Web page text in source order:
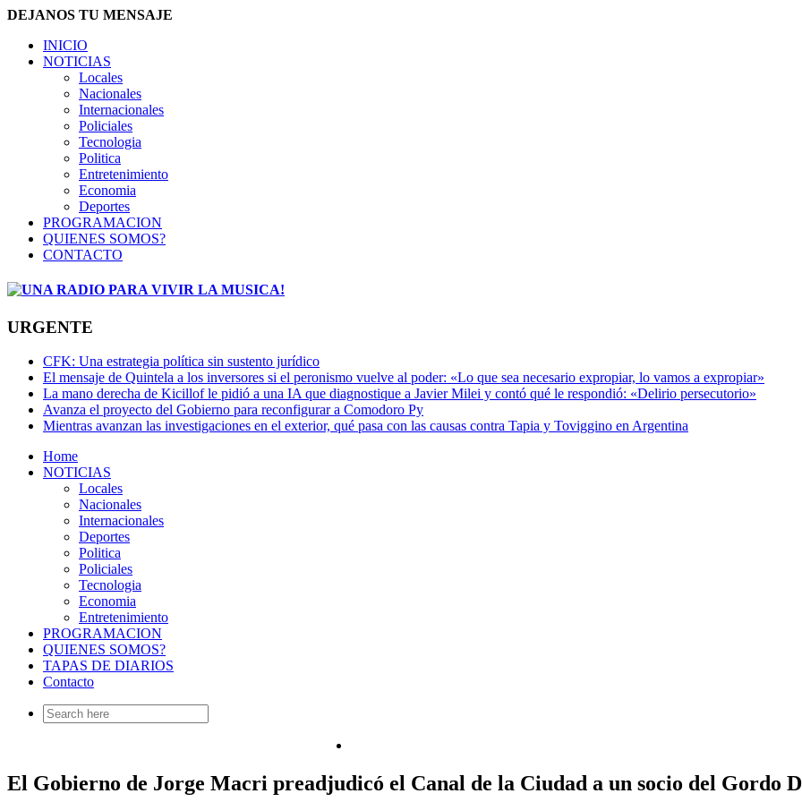
DEJANOS TU MENSAJE
INICIO
NOTICIAS
Locales
Nacionales
Internacionales
Policiales
Tecnologia
Politica
Entretenimiento
Economia
Deportes
PROGRAMACION
QUIENES SOMOS?
CONTACTO
URGENTE
CFK: Una estrategia política sin sustento jurídico
El mensaje de Quintela a los inversores si el peronismo vuelve al poder: «Lo que sea necesario expropiar, lo vamos a expropiar»
La mano derecha de Kicillof le pidió a una IA que diagnostique a Javier Milei y contó qué le respondió: «Delirio persecutorio»
Avanza el proyecto del Gobierno para reconfigurar a Comodoro Py
Mientras avanzan las investigaciones en el exterior, qué pasa con las causas contra Tapia y Toviggino en Argentina
Home
NOTICIAS
Locales
Nacionales
Internacionales
Deportes
Politica
Policiales
Tecnologia
Economia
Entretenimiento
PROGRAMACION
QUIENES SOMOS?
TAPAS DE DIARIOS
Contacto
Search
for:
El Gobierno de Jorge Macri preadjudicó el Canal de la Ciudad a un socio del Gordo